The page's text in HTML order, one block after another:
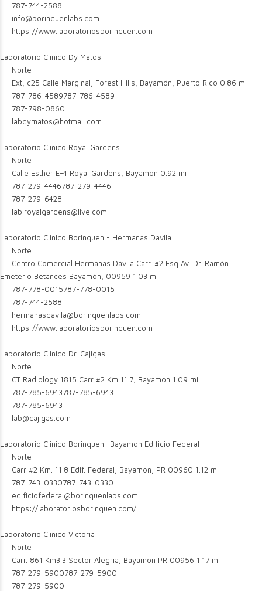
787-744-2588
info@borinquenlabs.com
https://www.laboratoriosborinquen.com
Laboratorio Clinico Dy Matos
Norte
Ext, c25 Calle Marginal, Forest Hills, Bayamón, Puerto Rico 0.86 mi
787-786-4589787-786-4589
787-798-0860
labdymatos@hotmail.com
Laboratorio Clinico Royal Gardens
Norte
Calle Esther E-4 Royal Gardens, Bayamon 0.92 mi
787-279-4446787-279-4446
787-279-6428
lab.royalgardens@live.com
Laboratorio Clinico Borinquen - Hermanas Davila
Norte
Centro Comercial Hermanas Dávila Carr. #2 Esq Av. Dr. Ramón
Emeterio Betances Bayamón, 00959 1.03 mi
787-778-0015787-778-0015
787-744-2588
hermanasdavila@borinquenlabs.com
https://www.laboratoriosborinquen.com
Laboratorio Clinico Dr. Cajigas
Norte
CT Radiology 1815 Carr #2 Km 11.7, Bayamon 1.09 mi
787-785-6943787-785-6943
787-785-6943
lab@cajigas.com
Laboratorio Clinico Borinquen- Bayamon Edificio Federal
Norte
Carr #2 Km. 11.8 Edif. Federal, Bayamon, PR 00960 1.12 mi
787-743-0330787-743-0330
edificiofederal@borinquenlabs.com
https://laboratoriosborinquen.com/
Laboratorio Clinico Victoria
Norte
Carr. 861 Km3.3 Sector Alegria, Bayamon PR 00956 1.17 mi
787-279-5900787-279-5900
787-279-5900